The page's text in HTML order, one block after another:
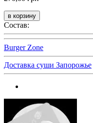
Состав:
Burger Zone
Доставка суши Запорожье